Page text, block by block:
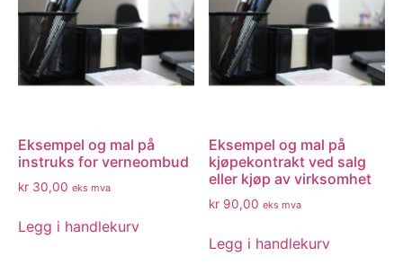
Eksempel og mal på
instruks for verneombud
kr 30,00 eks mva
Legg i handlekurv
Eksempel og mal på
kjøpekontrakt ved salg
eller kjøp av virksomhet
kr 90,00 eks mva
Legg i handlekurv